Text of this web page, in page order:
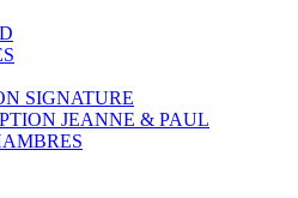
SIGNATURE
JEANNE & PAUL